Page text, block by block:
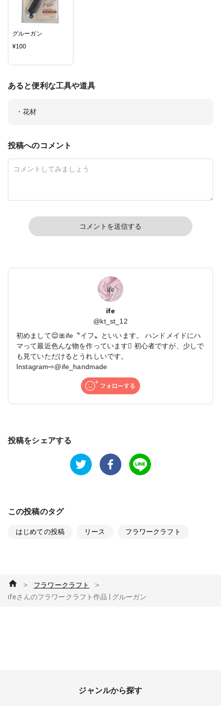
グルーガン
¥100
あると便利な工具や道具
・花材
投稿へのコメント
コメントを送信する
ife
@kt_st_12
初めまして😌🎀ife〝イフ〟といいます。 ハンドメイドにハ
マって最近色んな物を作っています🪏 初心者ですが、少しで
も見ていただけるとうれしいです。
Instagram⇨@ife_handmade
投稿をシェアする
この投稿のタグ
はじめての投稿 リース フラワークラフト
＞ フラワークラフト ＞
ifeさんのフラワークラフト作品 | グルーガン
ジャンルから探す